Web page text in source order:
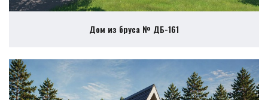
Дом из бруса № ДБ-161